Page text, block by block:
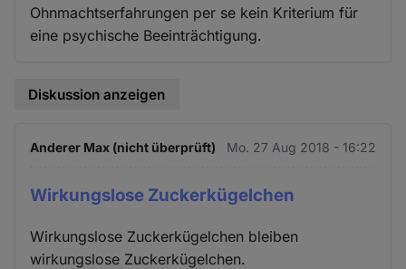
Ohnmachtserfahrungen per se kein Kriterium für
eine psychische Beeinträchtigung.
Diskussion anzeigen
Anderer Max (nicht überprüft) Mo. 27 Aug 2018 - 16:22
Wirkungslose Zuckerkügelchen
Wirkungslose Zuckerkügelchen bleiben
wirkungslose Zuckerkügelchen.